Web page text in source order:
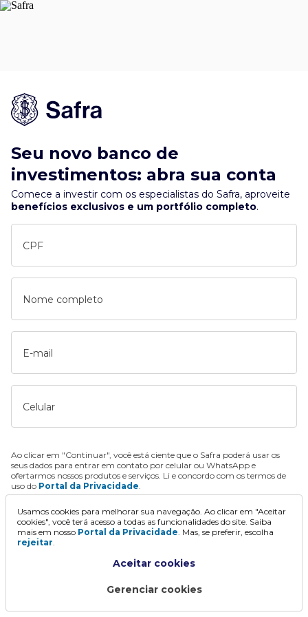
Seu novo banco de
investimentos: abra sua conta
Comece a investir com os especialistas do Safra, aproveite
benefícios exclusivos e um portfólio completo.
CPF
Nome completo
E-mail
Celular
Ao clicar em "Continuar", você está ciente que o Safra poderá usar os
seus dados para entrar em contato por celular ou WhatsApp e
ofertarmos nossos produtos e serviços. Li e concordo com os termos de
uso do Portal da Privacidade.
Continuar
Usamos cookies para melhorar sua navegação. Ao clicar em "Aceitar
cookies", você terá acesso a todas as funcionalidades do site. Saiba
mais em nosso Portal da Privacidade. Mas, se preferir, escolha
rejeitar.
Aceitar cookies
Gerenciar cookies